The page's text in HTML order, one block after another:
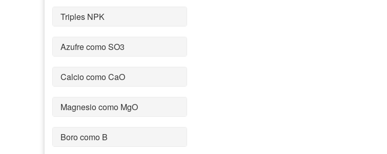
Triples NPK
Azufre como SO3
Calcio como CaO
Magnesio como MgO
Boro como B